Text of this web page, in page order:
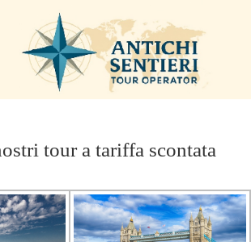
tour a tariffa scontata